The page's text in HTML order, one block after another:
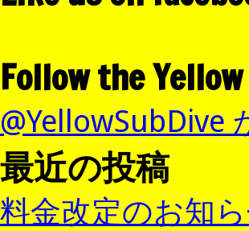
Follow the
@YellowSubDive
最近の投稿
料金改定のお知ら